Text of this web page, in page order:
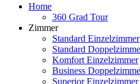
Home
360 Grad Tour
Zimmer
Standard Einzelzimmer
Standard
Komfort Einzelzimmer
Business
Superior Einzelzimmer